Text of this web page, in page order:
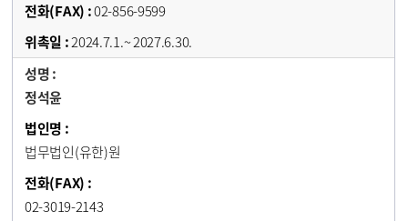
02-856-9599
2024.7.1.~ 2027.6.30.
정석윤
법무법인(유한)원
02-3019-2143